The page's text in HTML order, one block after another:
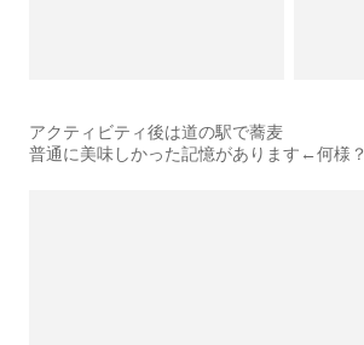
アクティビティ後は道の駅で蕎麦
普通に美味しかった記憶があります←何様？